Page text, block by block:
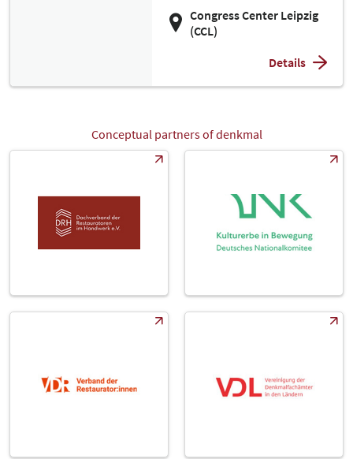
Congress Center Leipzig
(CCL)
Details
Conceptual partners of denkmal